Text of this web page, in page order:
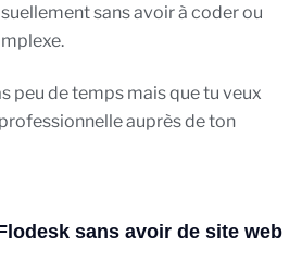
sans avoir à coder ou
peu de temps mais que tu veux
auprès de ton
sans avoir de site web